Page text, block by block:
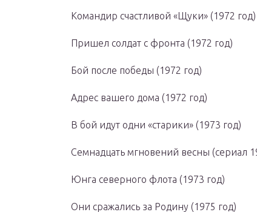
Командир счастливой «Щуки» (1972 год)
Пришел солдат с фронта (1972 год)
Бой после победы (1972 год)
Адрес вашего дома (1972 год)
В бой идут одни «старики» (1973 год)
Семнадцать мгновений весны (сериал
Юнга северного флота (1973 год)
Они сражались за Родину (1975 год)